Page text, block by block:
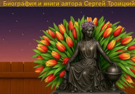
Биография и книги автора Сергей Троицкий